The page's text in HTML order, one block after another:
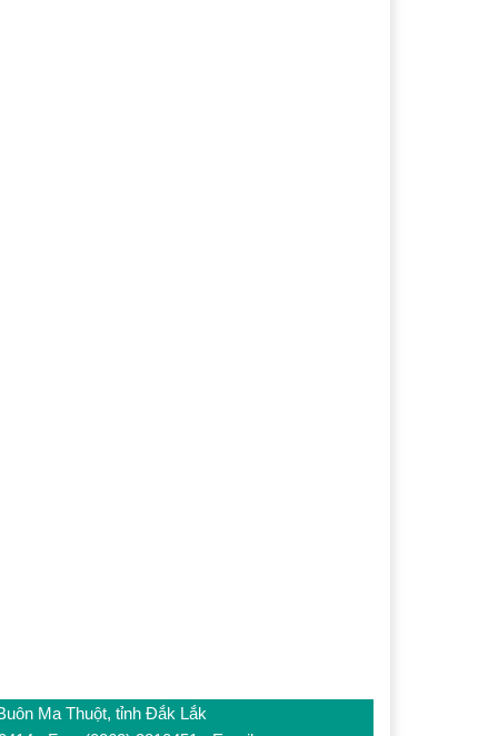
Ma Thuột, tỉnh Đắk Lắk